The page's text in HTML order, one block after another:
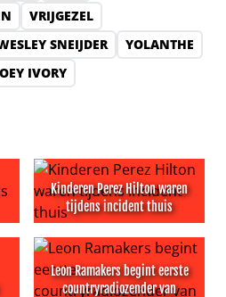
VRIJGEZEL
SNEIJDER
YOLANTHE
IVORY
hartritmestoornis
Kinderen Perez Hilton waren
tijdens incident thuis
Kinderen Perez Hilton
Leon Ramakers begint eerste
countryradiozender van